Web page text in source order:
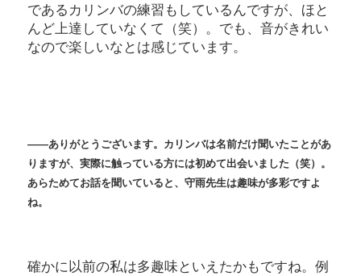
であるカリンバの練習もしているんですが、ほと
んど上達していなくて（笑）。でも、音がきれい
なので楽しいなとは感じています。
――ありがとうございます。カリンバは名前だけ聞いたことがあ
りますが、実際に触っている方には初めて出会いました（笑）。
あらためてお話を聞いていると、守雨先生は趣味が多彩ですよ
ね。
確かに以前の私は多趣味といえたかもですね。例